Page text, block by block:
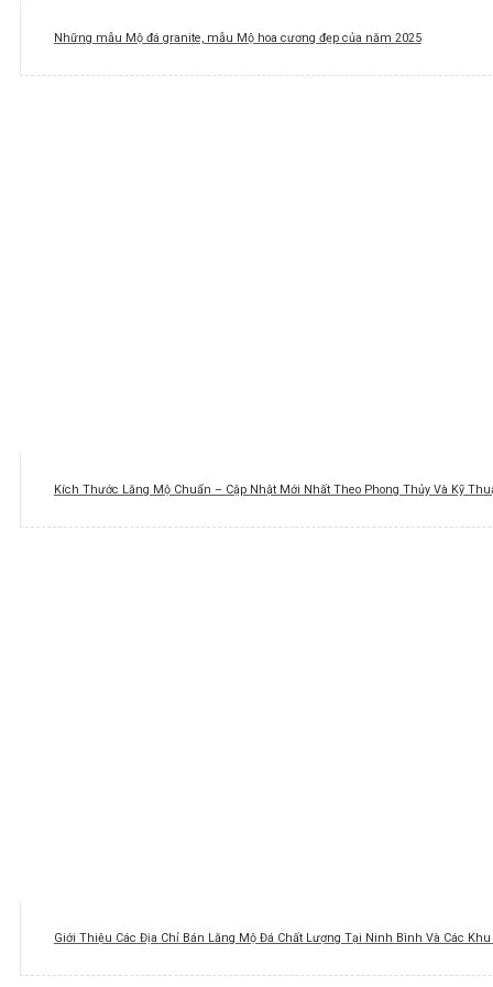
Những mẫu Mộ đá granite, mẫu Mộ hoa cương đẹp của năm 2025
Kích Thước Lăng Mộ Chuẩn – Cập Nhật Mới Nhất Theo Phong Thủy Và Kỹ
Giới Thiệu Các Địa Chỉ Bán Lăng Mộ Đá Chất Lượng Tại Ninh Bình Và Các Khu